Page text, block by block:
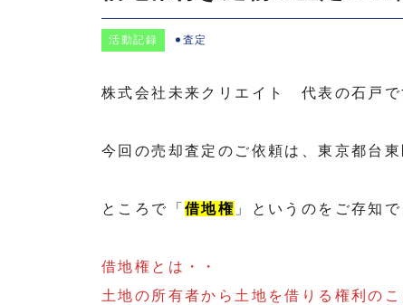
活動記録 査定
株式会社未来クリエイト 代表の石戸で
今回の売却査定のご依頼は、東京都台
ところで「 借地権 」というのをご存知
借地権とは・・
土地の所有者から土地を借りる権利のこ